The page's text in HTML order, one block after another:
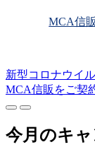
MCA信
新型コロナウイ
MCA信販をご契
今月のキ